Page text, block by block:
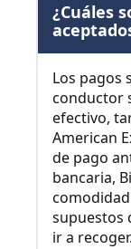
¿Cuáles
Los pagos
conductor
efectivo,
American
de pago
bancaria,
supuestos
ir a recoger.